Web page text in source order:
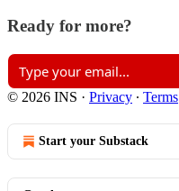
Ready for more?
© 2026 INS · Privacy ∙ Terms
Start your Substack